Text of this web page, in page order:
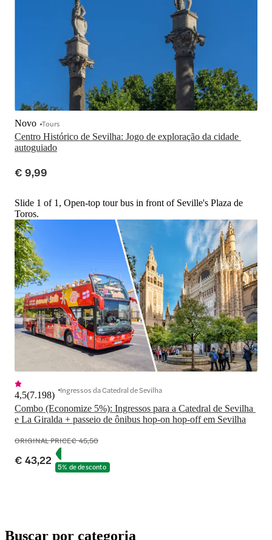
Centro Histórico de Sevilha: Jogo de exploração da cidade
autoguiado
Novo Tours
€ 9,99
Slide 1 of 1, Open-top tour bus in front of Seville's Plaza de
Toros.
Combo (Economize 5%): Ingressos para a Catedral de Sevilha
e La Giralda + passeio de ônibus hop-on hop-off em Sevilha
4,5(7.198) Ingressos da Catedral de Sevilha
ORIGINAL PRICE€ 45,50
€ 43,22 5% de desconto
Buscar por categoria